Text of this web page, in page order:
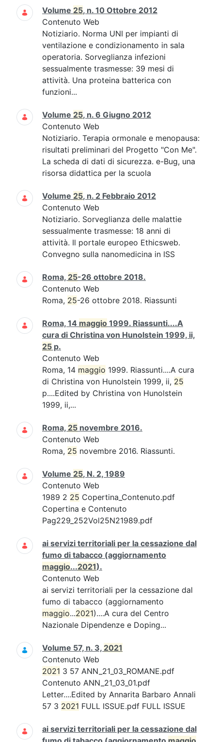
Volume 25, n. 10 Ottobre 2012
Contenuto Web
Notiziario. Norma UNI per impianti di
ventilazione e condizionamento in sala
operatoria. Sorveglianza infezioni
sessualmente trasmesse: 39 mesi di
attività. Una proteina batterica con
funzioni...
Volume 25, n. 6 Giugno 2012
Contenuto Web
Notiziario. Terapia ormonale e menopausa:
risultati preliminari del Progetto "Con Me".
La scheda di dati di sicurezza. e-Bug, una
risorsa didattica per la scuola
Volume 25, n. 2 Febbraio 2012
Contenuto Web
Notiziario. Sorveglianza delle malattie
sessualmente trasmesse: 18 anni di
attività. Il portale europeo Ethicsweb.
Convegno sulla nanomedicina in ISS
Roma, 25-26 ottobre 2018.
Contenuto Web
Roma, 25-26 ottobre 2018. Riassunti
Roma, 14 maggio 1999. Riassunti....A
cura di Christina von Hunolstein 1999, ii,
25 p.
Contenuto Web
Roma, 14 maggio 1999. Riassunti....A cura
di Christina von Hunolstein 1999, ii, 25
p....Edited by Christina von Hunolstein
1999, ii,...
Roma, 25 novembre 2016.
Contenuto Web
Roma, 25 novembre 2016. Riassunti.
Volume 25, N. 2, 1989
Contenuto Web
1989 2 25 Copertina_Contenuto.pdf
Copertina e Contenuto
Pag229_252Vol25N21989.pdf
ai servizi territoriali per la cessazione dal
fumo di tabacco (aggiornamento
maggio...2021).
Contenuto Web
ai servizi territoriali per la cessazione dal
fumo di tabacco (aggiornamento
maggio...2021)....A cura del Centro
Nazionale Dipendenze e Doping...
Volume 57, n. 3, 2021
Contenuto Web
2021 3 57 ANN_21_03_ROMANE.pdf
Contenuto ANN_21_03_01.pdf
Letter....Edited by Annarita Barbaro Annali
57 3 2021 FULL ISSUE.pdf FULL ISSUE
ai servizi territoriali per la cessazione dal